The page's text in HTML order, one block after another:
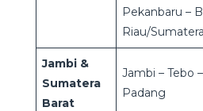
Pekanbaru –
Riau/
Jambi &
Sumatera
Barat
Jambi – Tebo
Padang